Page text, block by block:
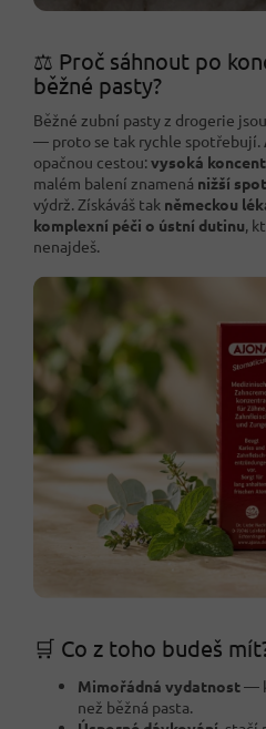
⚖️ Proč sáhnout po
běžné pasty?
Běžné zubní pasty z drogerie
— proto se tak rychle spotřebují.
opačnou cestou:vysoká
malém balení znamená nižší
výdrž. Získáváš tak německou
komplexní péči o ústní dutinu,
nenajdeš.
🛒 Co z toho budeš
Mimořádná vydatnost—
než běžná pasta.